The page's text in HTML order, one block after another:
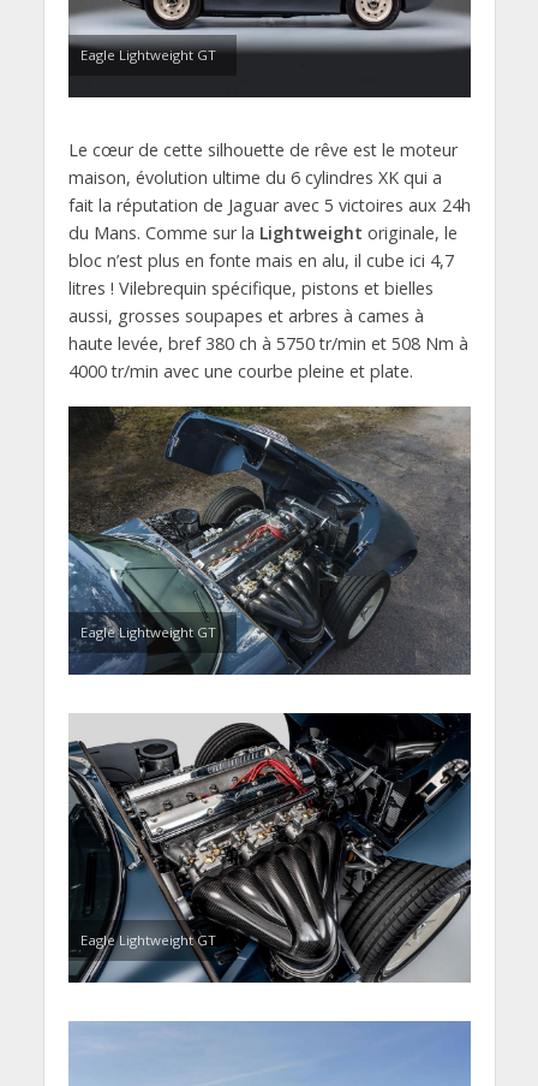
Eagle Lightweight GT
Le cœur de cette silhouette de rêve est le moteur
maison, évolution ultime du 6 cylindres XK qui a
fait la réputation de Jaguar avec 5 victoires aux 24h
du Mans. Comme sur la Lightweight originale, le
bloc n’est plus en fonte mais en alu, il cube ici 4,7
litres ! Vilebrequin spécifique, pistons et bielles
aussi, grosses soupapes et arbres à cames à
haute levée, bref 380 ch à 5750 tr/min et 508 Nm à
4000 tr/min avec une courbe pleine et plate.
Eagle Lightweight GT
Eagle Lightweight GT